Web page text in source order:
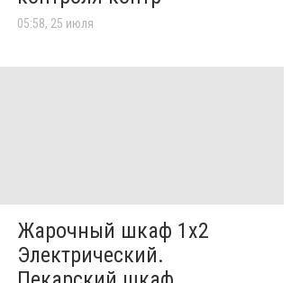
05:58, 25 июля
Жарочный шкаф 1х2
Электрический.